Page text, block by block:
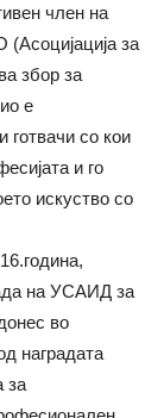
член на
за
збор за
е
готвачи со кои
и го
искуство со
на УСАИД за
во
наградата
за